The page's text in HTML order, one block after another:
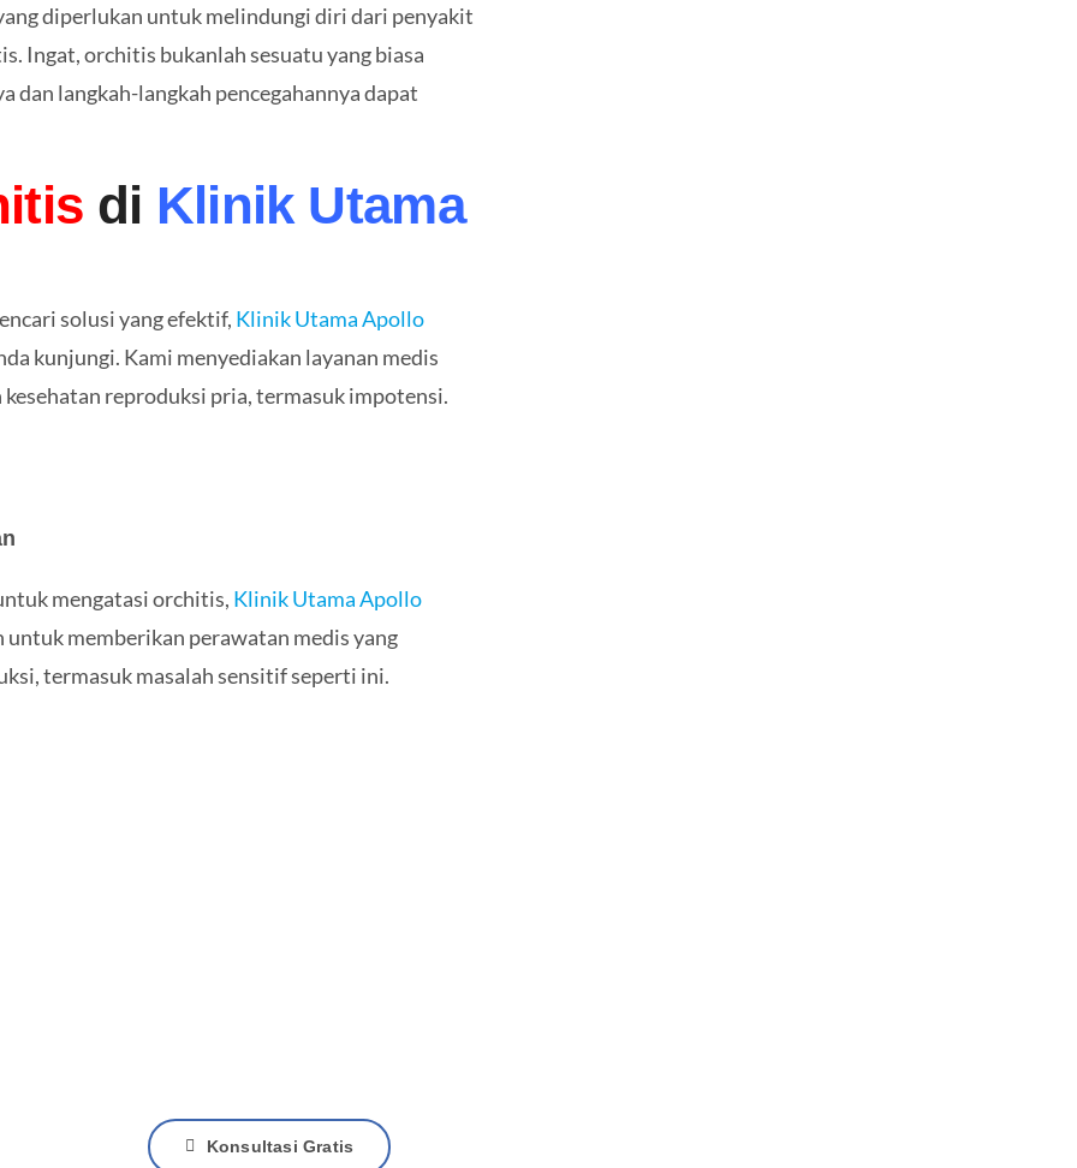
diperlukan untuk melindungi diri dari penyakit
Ingat, orchitis bukanlah sesuatu yang biasa
dan langkah-langkah pencegahannya dapat
di Klinik Utama
solusi yang efektif, Klinik Utama Apollo
kunjungi. Kami menyediakan layanan medis
reproduksi pria, termasuk impotensi.
mengatasi orchitis, Klinik Utama Apollo
memberikan perawatan medis yang
termasuk masalah sensitif seperti ini.
Konsultasi Gratis